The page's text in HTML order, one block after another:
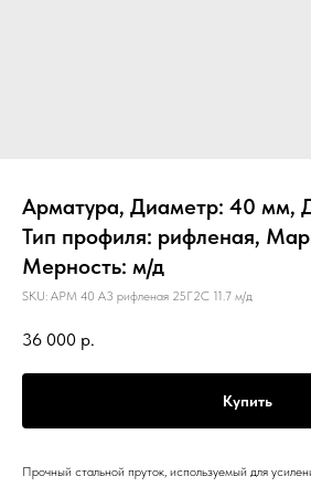
Арматура, Диаметр: 40 мм,
Тип профиля: рифленая,
Мерность: м/д
SKU: АРМ 40 А3 рифленая 25Г2С 11.7 м/д
36 000 р.
Купить
Прочный стальной пруток, используемый для